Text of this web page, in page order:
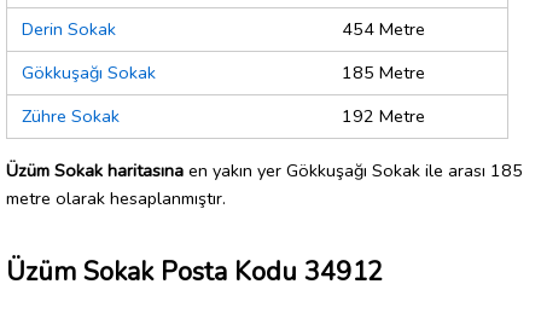
Derin Sokak
454 Metre
Gökkuşağı Sokak
185 Metre
Zühre Sokak
192 Metre
Üzüm Sokak haritasına en yakın yer Gökkuşağı Sokak ile arası 185
metre olarak hesaplanmıştır.
Üzüm Sokak Posta Kodu 34912